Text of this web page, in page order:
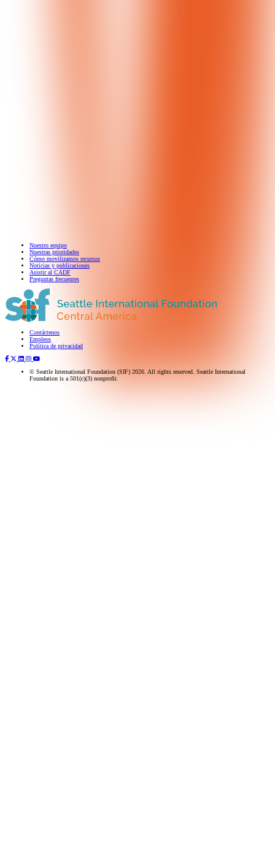
Suscríbase a nuestro boletín
Nuestro equipo
Nuestras prioridades
Cómo movilizamos recursos
Noticias y publicaciones
Asistir al CADF
Preguntas frecuentes
Contáctenos
Empleos
Política de privacidad
© Seattle International Foundation (SIF) 2026. All rights reserved. Seattle International
Foundation is a 501(c)(3) nonprofit.